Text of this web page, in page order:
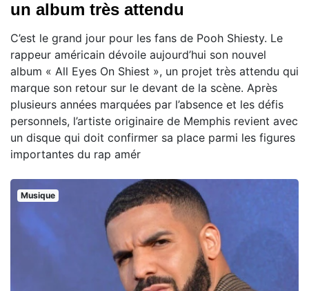
un album très attendu
C’est le grand jour pour les fans de Pooh Shiesty. Le
rappeur américain dévoile aujourd’hui son nouvel
album « All Eyes On Shiest », un projet très attendu qui
marque son retour sur le devant de la scène. Après
plusieurs années marquées par l’absence et les défis
personnels, l’artiste originaire de Memphis revient avec
un disque qui doit confirmer sa place parmi les figures
importantes du rap amér
Musique